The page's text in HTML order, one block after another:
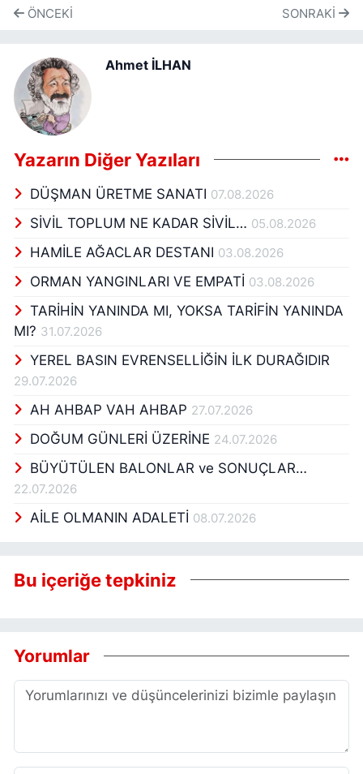
ÖNCEKI SONRAKI
Ahmet İLHAN
Yazarın Diğer Yazıları
DÜŞMAN ÜRETME SANATI 07.08.2026
SİVİL TOPLUM NE KADAR SİVİL… 05.08.2026
HAMİLE AĞACLAR DESTANI 03.08.2026
ORMAN YANGINLARI VE EMPATİ 03.08.2026
TARİHİN YANINDA MI, YOKSA TARİFİN YANINDA
MI? 31.07.2026
YEREL BASIN EVRENSELLİĞİN İLK DURAĞIDIR
29.07.2026
AH AHBAP VAH AHBAP 27.07.2026
DOĞUM GÜNLERİ ÜZERİNE 24.07.2026
BÜYÜTÜLEN BALONLAR ve SONUÇLAR…
22.07.2026
AİLE OLMANIN ADALETİ 08.07.2026
Bu içeriğe tepkiniz
Yorumlar